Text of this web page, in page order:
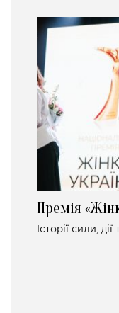
Премія
Історії сили,